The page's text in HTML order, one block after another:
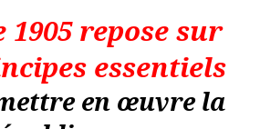
repose sur
essentiels
en œuvre la